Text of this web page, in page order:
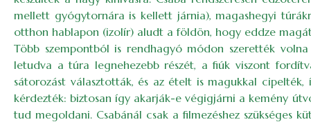
mellett gyógytornára is kellett járnia), magashegyi
otthon hablapon (izolír) aludt a földön, hogy eddze
Több szempontból is rendhagyó módon szerették
letudva a túra legnehezebb részét, a fiúk viszont
sátorozást választották, és az ételt is magukkal
kérdezték: biztosan így akarják-e végigjárni a kemény
tud megoldani. Csabánál csak a filmezéshez